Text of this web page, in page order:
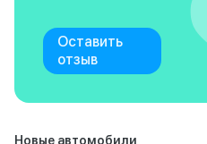
Оставить
отзыв
Новые автомобили